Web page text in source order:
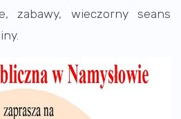
zabawy, wieczorny seans